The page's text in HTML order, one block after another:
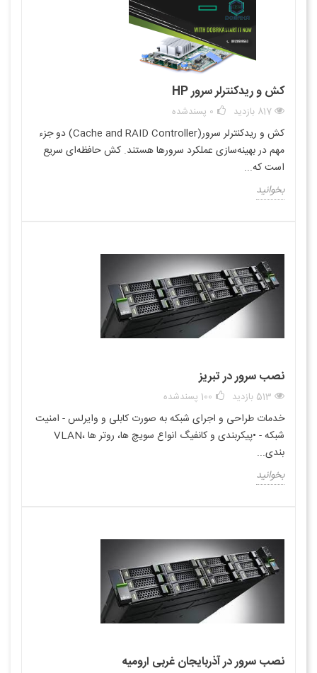
کش و ریدکنترلر سرور HP
817 بازدید 0 پسندشده
کش و ریدکنترلر سرور(Cache and RAID Controller) دو جزء
مهم در بهینه‌سازی عملکرد سرورها هستند. کش حافظه‌ای سریع
است که...
بخوانید
نصب سرور در تبریز
513 بازدید 100 پسندشده
خدمات طراحی و اجرای شبکه به صورت کابلی و وایرلس - امنیت
شبکه - •پیکربندی و کانفیگ انواع سویچ ها، روتر ها ،VLAN
بندی...
بخوانید
نصب سرور در آذربایجان غربی ارومیه